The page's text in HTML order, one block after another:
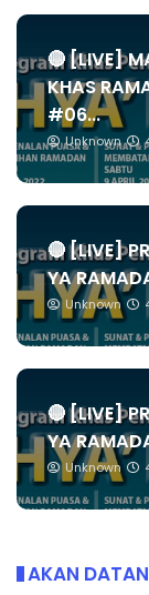
🔴 [LIVE]
KHAS
#06...
Unknown
🔴 [LIVE]
YA
Unknown
🔴 [LIVE]
YA
Unknown
AKAN